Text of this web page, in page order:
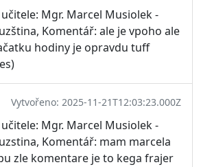
Mgr. Marcel Musiolek -
Komentář: ale je vpoho ale
hodiny je opravdu tuff
Vytvořeno: 2025-11-21T12:03:23.000Z
Mgr. Marcel Musiolek -
Komentář: mam marcela
zle komentare je to kega frajer